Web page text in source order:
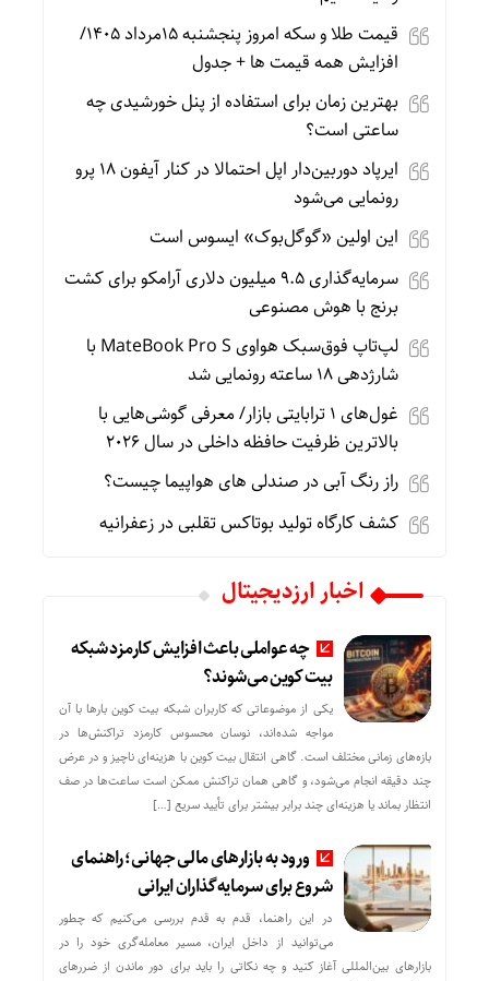
قیمت طلا و سکه امروز پنجشنبه 15مرداد 1405/
افزایش همه قیمت ها + جدول
بهترین زمان برای استفاده از پنل خورشیدی چه
ساعتی است؟
ایرپاد دوربین‌دار اپل احتمالا در کنار آیفون ۱۸ پرو
رونمایی می‌شود
این اولین «گوگل‌بوک» ایسوس است
سرمایه‌گذاری ۹.۵ میلیون دلاری آرامکو برای کشت
برنج با هوش مصنوعی
لپ‌تاپ فوق‌سبک هواوی MateBook Pro S با
شارژدهی ۱۸ ساعته رونمایی شد
غول‌های ۱ ترابایتی بازار/ معرفی گوشی‌هایی با
بالاترین ظرفیت حافظه داخلی در سال ۲۰۲۶
راز رنگ آبی در صندلی های هواپیما چیست؟
کشف کارگاه تولید بوتاکس تقلبی در زعفرانیه
اخبار ارزدیجیتال
چه عواملی باعث افزایش کارمزد شبکه
بیت کوین می‌شوند؟
یکی از موضوعاتی که کاربران شبکه بیت کوین بارها با آن
مواجه شده‌اند، نوسان محسوس کارمزد تراکنش‌ها در
بازه‌های زمانی مختلف است. گاهی انتقال بیت کوین با هزینه‌ای ناچیز و در عرض
چند دقیقه انجام می‌شود، و گاهی همان تراکنش ممکن است ساعت‌ها در صف
انتظار بماند یا هزینه‌ای چند برابر بیشتر برای تأیید سریع […]
ورود به بازارهای مالی جهانی؛ راهنمای
شروع برای سرمایه‌گذاران ایرانی
در این راهنما، قدم به قدم بررسی می‌کنیم که چطور
می‌توانید از داخل ایران، مسیر معامله‌گری خود را در
بازارهای بین‌المللی آغاز کنید و چه نکاتی را باید برای دور ماندن از ضررهای